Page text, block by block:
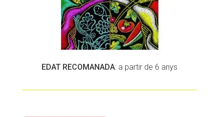
EDAT RECOMANADA: a partir de 6 anys